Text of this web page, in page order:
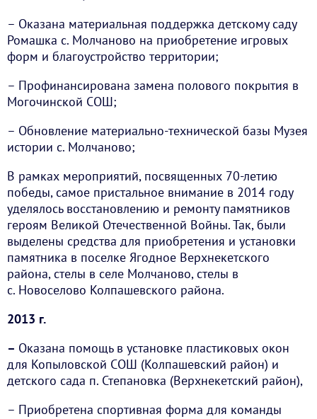
– Оказана материальная поддержка детскому саду
Ромашка с. Молчаново на приобретение игровых
форм и благоустройство территории;
– Профинансирована замена полового покрытия в
Могочинской СОШ;
– Обновление материально-технической базы Музея
истории с. Молчаново;
В рамках мероприятий, посвященных 70-летию
победы, самое пристальное внимание в 2014 году
уделялось восстановлению и ремонту памятников
героям Великой Отечественной Войны. Так, были
выделены средства для приобретения и установки
памятника в поселке Ягодное Верхнекетского
района, стелы в селе Молчаново, стелы в
с. Новоселово Колпашевского района.
2013 г.
– Оказана помощь в установке пластиковых окон
для Копыловской СОШ (Колпашевский район) и
детского сада п. Степановка (Верхнекетский район),
– Приобретена спортивная форма для команды